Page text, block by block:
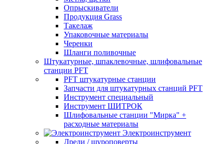
Опрыскиватели
Продукция Grass
Такелаж
Упаковочные материалы
Черенки
Шланги поливочные
Штукатурные, шпаклевочные, шлифовальные
станции PFT
PFT штукатурные станции
Запчасти для штукатурных станций PFT
Инструмент специальный
Инструмент ШИТРОК
Шлифовальные станции "Мирка" +
расходные материалы
Электроинструмент
Дрели / шуроповерты